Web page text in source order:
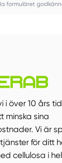
formuläret
i över 10 års
minska sina
Vi är
för ditt
cellulosa i